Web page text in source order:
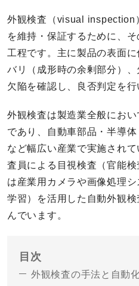
外観検査（visual inspection
を維持・保証するために、
工程です。主に製品の表面に
バリ（成形時の余剰部分）
欠陥を確認し、良否判定を行
外観検査は製造業全般にお
であり、自動車部品・半導
など幅広い産業で実施され
査員による目視検査（官能
は産業用カメラや画像処理
学習）を活用した自動外観
んでいます。
目次
外観検査の手法と自動